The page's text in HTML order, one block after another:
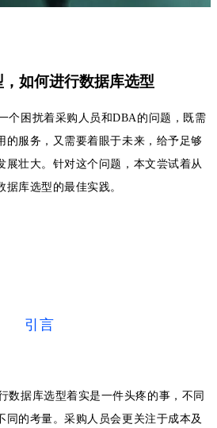
如何进行数据库选型
个困扰着采购人员和DBA的问题，既需
的服务，又需要着眼于未来，给予足够
展壮大。针对这个问题 ，本文尝试着从
库选型的最佳实践。
引言
数据库选型着实是一件头疼的事，不同
同的考量。采购人员会更关注于成本及